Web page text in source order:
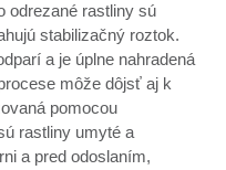
odrezané rastliny sú
stabilizačný roztok.
a je úplne nahradená
môže dôjsť aj k
pomocou
rastliny umyté a
a pred odoslaním,